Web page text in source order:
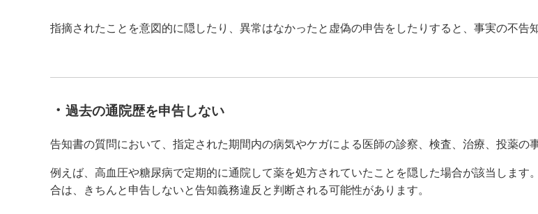
指摘されたことを意図的に隠したり、異常はなかったと虚偽の申告をしたりすると、事実の不告
・ 過去の通院歴を申告しない
告知書の質問において、指定された期間内の病気やケガによる医師の診察、検査、治療、投薬の
例えば、高血圧や糖尿病で定期的に通院して薬を処方されていたことを隠した場合が該当しま
合は、きちんと申告しないと告知義務違反と判断される可能性があります。